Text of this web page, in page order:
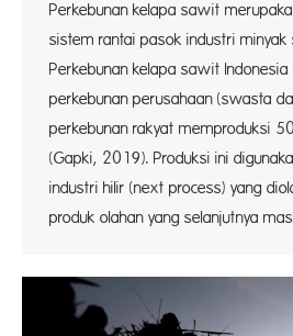
Perkebunan kelapa sawit
sistem rantai pasok industri
Perkebunan kelapa sawit
perkebunan perusahaan (swasta
perkebunan rakyat memproduksi
(Gapki, 2019). Produksi ini
industri hilir (next process) yang
produk olahan yang selanjutnya